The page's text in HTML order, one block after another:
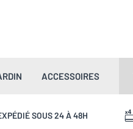
ACCESSOIRES
SOUS 24 À 48H